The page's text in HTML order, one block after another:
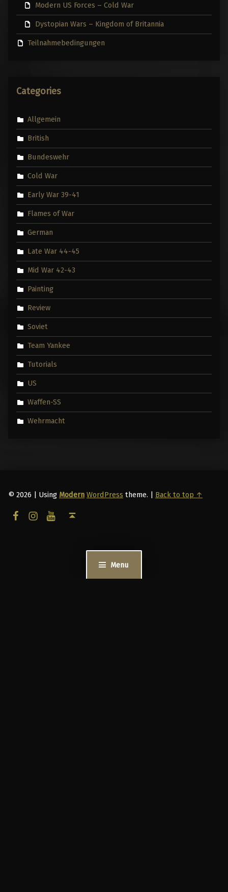
Menu
Modern US Forces – Cold War
Dystopian Wars – Kingdom of Britannia
Teilnahmebedingungen
Categories
Allgemein
British
Bundeswehr
Cold War
Early War 39-41
Flames of War
German
Late War 44-45
Mid War 42-43
Painting
Review
Soviet
Team Yankee
Tutorials
US
Waffen-SS
Wehrmacht
© 2026 | Using Modern WordPress theme. | Back to top ↑